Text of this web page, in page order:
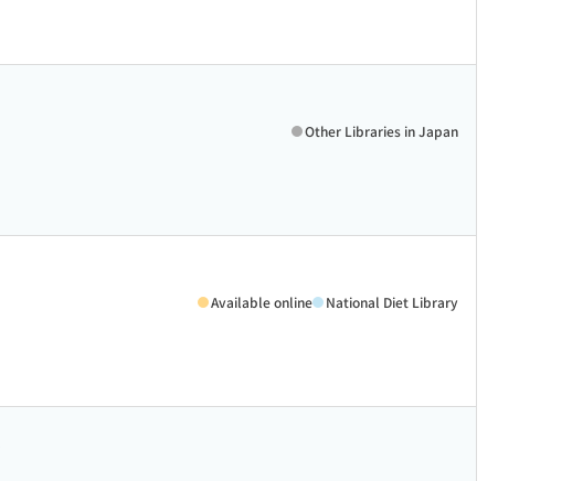
Other Libraries in Japan
Available online National Diet Library